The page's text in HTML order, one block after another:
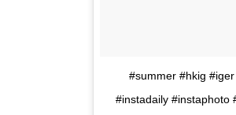
#summer #hkig
#instadaily #instaphoto